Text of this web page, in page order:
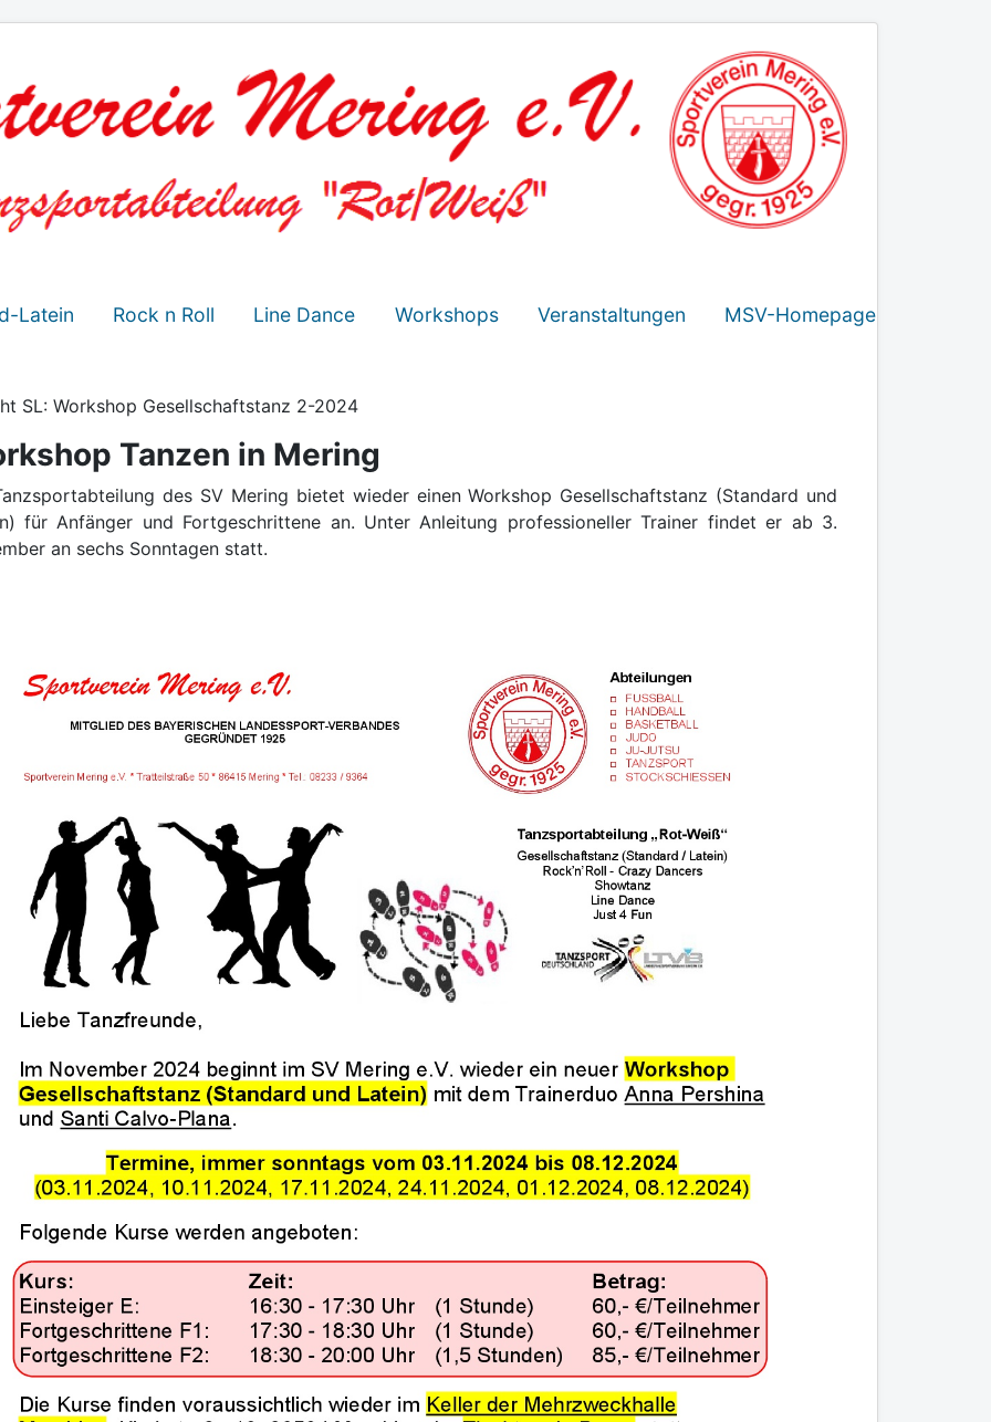
Latein Rock n Roll Line Dance Workshops Veranstaltungen MSV-Homepage
SL: Workshop Gesellschaftstanz 2-2024
Tanzen in Mering
des SV Mering bietet wieder einen Workshop Gesellschaftstanz (Standard und
für Anfänger und Fortgeschrittene an. Unter Anleitung professioneller Trainer findet er ab 3.
an sechs Sonntagen statt.